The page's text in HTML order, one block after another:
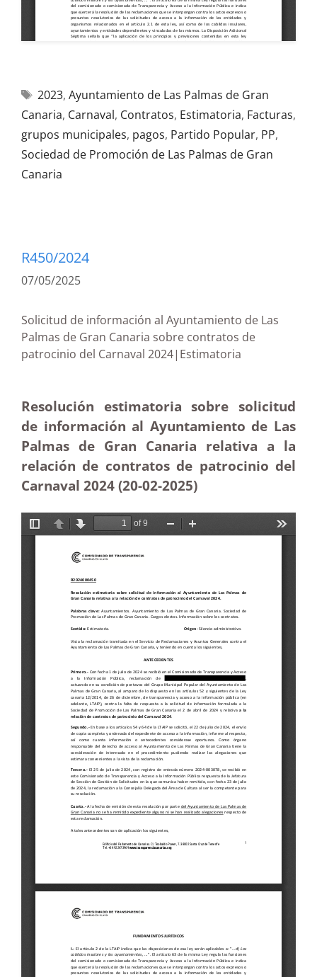
2023, Ayuntamiento de Las Palmas de Gran
Canaria, Carnaval, Contratos, Estimatoria, Facturas,
grupos municipales, pagos, Partido Popular, PP,
Sociedad de Promoción de Las Palmas de Gran
Canaria
R450/2024
07/05/2025
Solicitud de información al Ayuntamiento de Las
Palmas de Gran Canaria sobre contratos de
patrocinio del Carnaval 2024|Estimatoria
Resolución estimatoria sobre solicitud
de información al Ayuntamiento de Las
Palmas de Gran Canaria relativa a la
relación de contratos de patrocinio del
Carnaval 2024 (20-02-2025)